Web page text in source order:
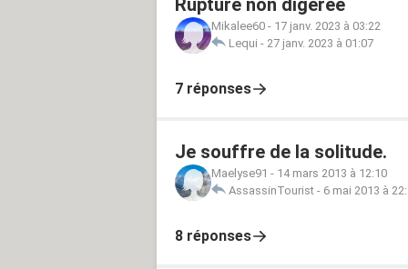
Mikalee60 - 17 janv. 2023 à 03:22
Lequi - 27 janv. 2023 à 01:07
7 réponses
Je souffre de la solitude.
Maelyse91 - 14 mars 2013 à 12:10
AssassinTourist - 6 mai 2013 à
8 réponses